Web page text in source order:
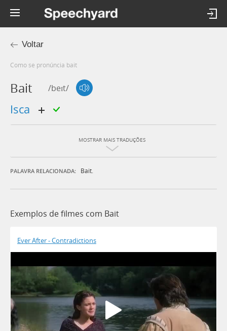
Voltar
Como se pronúncia bait
Bait /beɪt/
isca
MOSTRAR MAIS TRADUÇÕES
PALAVRA RELACIONADA: Bait.
Exemplos de filmes com Bait
Ever After - Contradictions